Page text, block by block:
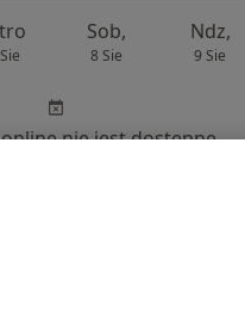
Sob,
8 Sie
Ndz,
9 Sie
nie jest dostępne